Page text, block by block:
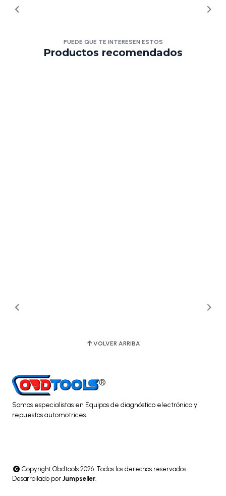
PUEDE QUE TE INTERESEN ESTOS
Productos recomendados
VOLVER ARRIBA
Somos especialistas en Equipos de diagnóstico electrónico y
repuestos automotrices.
Copyright Obdtools 2026. Todos los derechos reservados.
Desarrollado por Jumpseller.